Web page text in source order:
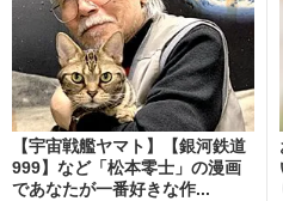
【宇宙戦艦ヤマト】【銀河鉄道
999】など「松本零士」の漫画
であなたが一番好きな作...